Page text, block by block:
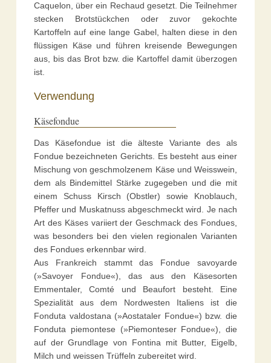
Caquelon, über ein Rechaud gesetzt. Die Teilnehmer
stecken Brotstückchen oder zuvor gekochte
Kartoffeln auf eine lange Gabel, halten diese in den
flüssigen Käse und führen kreisende Bewegungen
aus, bis das Brot bzw. die Kartoffel damit überzogen
ist.
Verwendung
Käsefondue
Das Käsefondue ist die älteste Variante des als
Fondue bezeichneten Gerichts. Es besteht aus einer
Mischung von geschmolzenem Käse und Weisswein,
dem als Bindemittel Stärke zugegeben und die mit
einem Schuss Kirsch (Obstler) sowie Knoblauch,
Pfeffer und Muskatnuss abgeschmeckt wird. Je nach
Art des Käses variiert der Geschmack des Fondues,
was besonders bei den vielen regionalen Varianten
des Fondues erkennbar wird.
Aus Frankreich stammt das Fondue savoyarde
(»Savoyer Fondue«), das aus den Käsesorten
Emmentaler, Comté und Beaufort besteht. Eine
Spezialität aus dem Nordwesten Italiens ist die
Fonduta valdostana (»Aostataler Fondue«) bzw. die
Fonduta piemontese (»Piemonteser Fondue«), die
auf der Grundlage von Fontina mit Butter, Eigelb,
Milch und weissen Trüffeln zubereitet wird.